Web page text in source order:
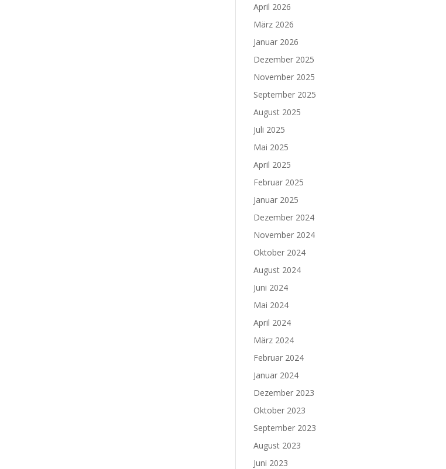
April 2026
März 2026
Januar 2026
Dezember 2025
November 2025
September 2025
August 2025
Juli 2025
Mai 2025
April 2025
Februar 2025
Januar 2025
Dezember 2024
November 2024
Oktober 2024
August 2024
Juni 2024
Mai 2024
April 2024
März 2024
Februar 2024
Januar 2024
Dezember 2023
Oktober 2023
September 2023
August 2023
Juni 2023